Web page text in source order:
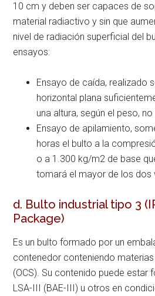
10 cm y deben ser capaces de
material radiactivo y sin que
nivel de radiación superficial del
ensayos:
Ensayo de caída, realizado
horizontal plana
una altura, según el peso,
Ensayo de apilamiento,
horas el bulto a la
o a 1.300 kg/m2 de base
tomará el mayor de los dos
d. Bulto industrial tipo 3
Package)
Es un bulto formado por un
contenedor conteniendo materias
(OCS). Su contenido puede estar
LSA-III (BAE-III) u otros en